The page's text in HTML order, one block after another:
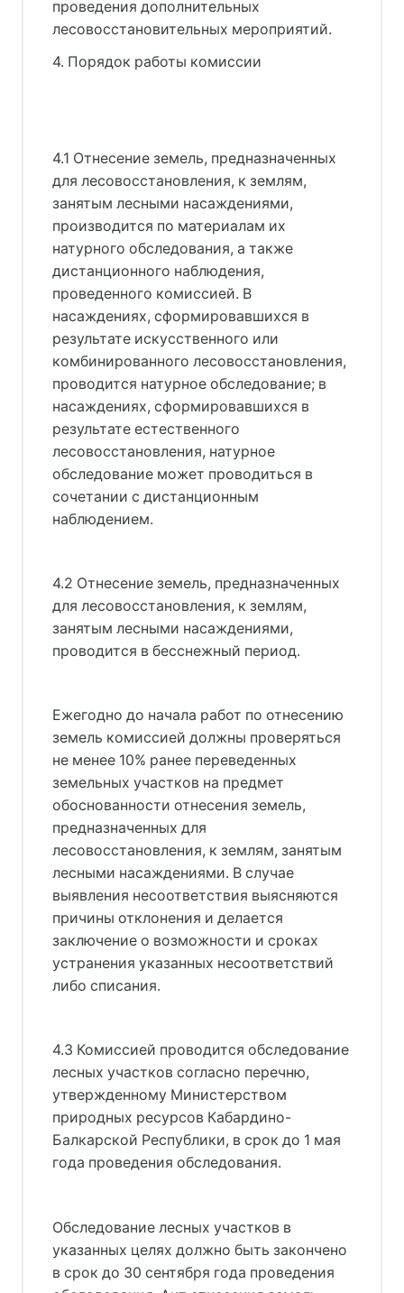
проведения дополнительных
лесовосстановительных мероприятий.
4. Порядок работы комиссии
4.1 Отнесение земель, предназначенных
для лесовосстановления, к землям,
занятым лесными насаждениями,
производится по материалам их
натурного обследования, а также
дистанционного наблюдения,
проведенного комиссией. В
насаждениях, сформировавшихся в
результате искусственного или
комбинированного лесовосстановления,
проводится натурное обследование; в
насаждениях, сформировавшихся в
результате естественного
лесовосстановления, натурное
обследование может проводиться в
сочетании с дистанционным
наблюдением.
4.2 Отнесение земель, предназначенных
для лесовосстановления, к землям,
занятым лесными насаждениями,
проводится в бесснежный период.
Ежегодно до начала работ по отнесению
земель комиссией должны проверяться
не менее 10% ранее переведенных
земельных участков на предмет
обоснованности отнесения земель,
предназначенных для
лесовосстановления, к землям, занятым
лесными насаждениями. В случае
выявления несоответствия выясняются
причины отклонения и делается
заключение о возможности и сроках
устранения указанных несоответствий
либо списания.
4.3 Комиссией проводится обследование
лесных участков согласно перечню,
утвержденному Министерством
природных ресурсов Кабардино-
Балкарской Республики, в срок до 1 мая
года проведения обследования.
Обследование лесных участков в
указанных целях должно быть закончено
в срок до 30 сентября года проведения